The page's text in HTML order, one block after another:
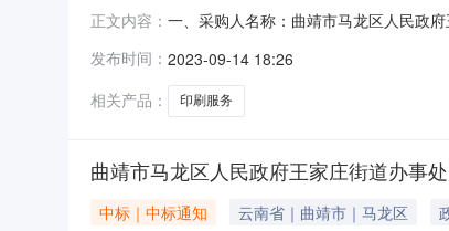
正文内容： 一、采购人名称：曲靖市马龙区人民政
1.02536.42536.4服务要求或标的基本概
话：1
发布时间： 2023-09-14 18:26
相关产品：
印刷服务
曲靖市马龙区人民政府王家庄街道办事
中标｜中标通知 云南省｜曲靖市｜马龙区